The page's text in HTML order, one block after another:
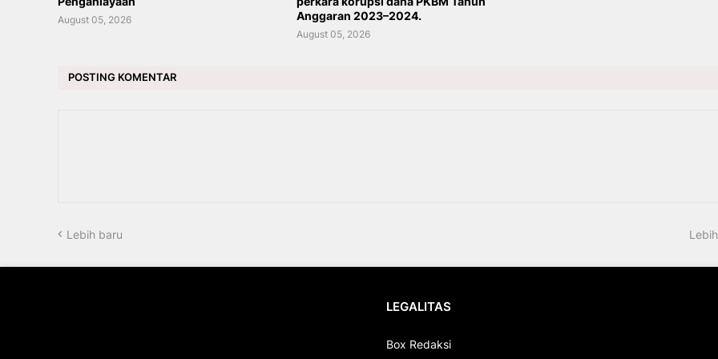
August 05, 2026
Anggaran 2023–2024.
August 05, 2026
POSTING KOMENTAR
Lebih baru
LEGALITAS
Box Redaksi